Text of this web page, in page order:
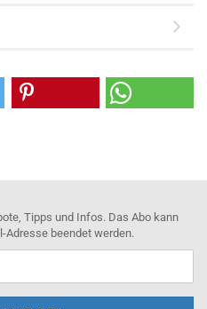
Tipps und Infos. Das Abo kann
Adresse beendet werden.